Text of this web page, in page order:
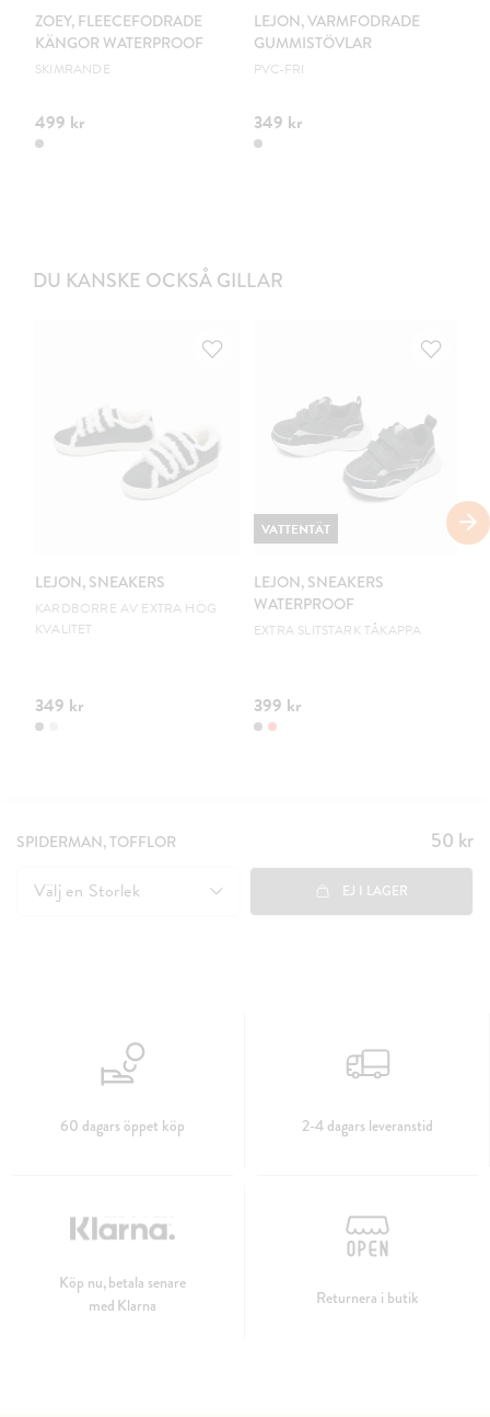
ZOEY, FLEECEFODRADE
KÄNGOR WATERPROOF
SKIMRANDE
499 kr
LEJON, VARMFODRADE
GUMMISTÖVLAR
PVC-FRI
349 kr
DU KANSKE OCKSÅ GILLAR
LEJON, SNEAKERS
KARDBORRE AV EXTRA HÖG
KVALITET
349 kr
LEJON, SNEAKERS
WATERPROOF
EXTRA SLITSTARK TÅKAPPA
399 kr
VATTENTÄT
SPIDERMAN, TOFFLOR Pris:
50 kr
50 kr
Välj en Storlek EJ I LAGER
60 dagars öppet köp 2-4 dagars leveranstid
Köp nu, betala senare
med Klarna
Returnera i butik